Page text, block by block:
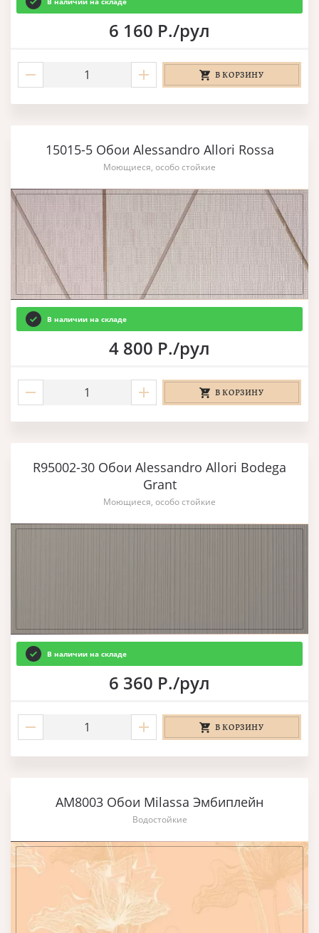
6 160 Р./рул
В КОРЗИНУ
15015-5 Обои Alessandro Allori Rossa
Моющиеся, особо стойкие
В наличии на складе
4 800 Р./рул
В КОРЗИНУ
R95002-30 Обои Alessandro Allori Bodega
Grant
Моющиеся, особо стойкие
В наличии на складе
6 360 Р./рул
В КОРЗИНУ
AM8003 Обои Milassa Эмбиплейн
Водостойкие